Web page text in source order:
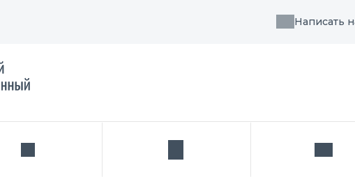
Написать
Поиск услуги, направления или врача